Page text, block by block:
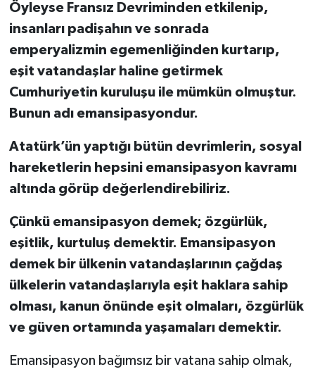
Öyleyse Fransız Devriminden etkilenip,
insanları padişahın ve sonrada
emperyalizmin egemenliğinden kurtarıp,
eşit vatandaşlar haline getirmek
Cumhuriyetin kuruluşu ile mümkün olmuştur.
Bunun adı emansipasyondur.
Atatürk’ün yaptığı bütün devrimlerin, sosyal
hareketlerin hepsini emansipasyon kavramı
altında görüp değerlendirebiliriz.
Çünkü emansipasyon demek; özgürlük,
eşitlik, kurtuluş demektir. Emansipasyon
demek bir ülkenin vatandaşlarının çağdaş
ülkelerin vatandaşlarıyla eşit haklara sahip
olması, kanun önünde eşit olmaları, özgürlük
ve güven ortamında yaşamaları demektir.
Emansipasyon bağımsız bir vatana sahip olmak,